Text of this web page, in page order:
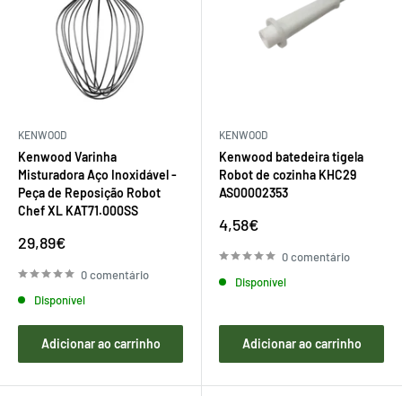
KENWOOD
Kenwood Varinha
Misturadora Aço Inoxidável -
Peça de Reposição Robot
Chef XL KAT71.000SS
Preço
venda
29,89€
0 comentário
Disponível
Adicionar ao carrinho
KENWOOD
Kenwood batedeira tigela
Robot de cozinha KHC29
AS00002353
Preço
venda
4,58€
0 comentário
Disponível
Adicionar ao carrinho